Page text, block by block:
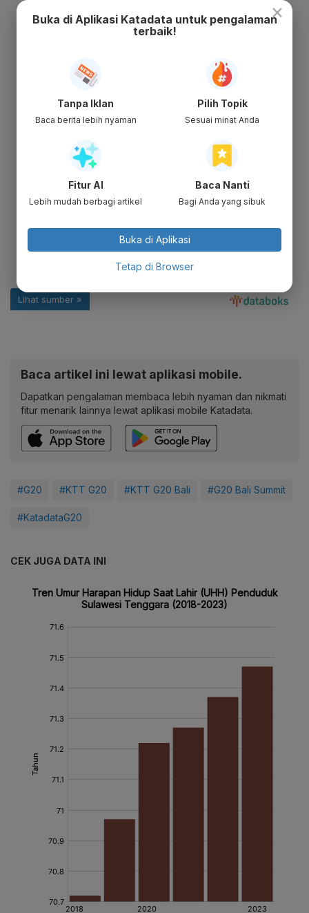
Baca artikel ini lewat aplikasi mobile.
Dapatkan pengalaman membaca lebih nyaman dan nikmati
fitur menarik lainnya lewat aplikasi mobile Katadata.
#G20 #KTT G20 #KTT G20 Bali #G20 Bali Summit
#KatadataG20
CEK JUGA DATA INI
×
Buka di Aplikasi Katadata untuk pengalaman
terbaik!
Tanpa Iklan
Baca berita lebih nyaman
Pilih Topik
Sesuai minat Anda
Fitur AI
Lebih mudah berbagi artikel
Baca Nanti
Bagi Anda yang sibuk
Buka di Aplikasi
Tetap di Browser